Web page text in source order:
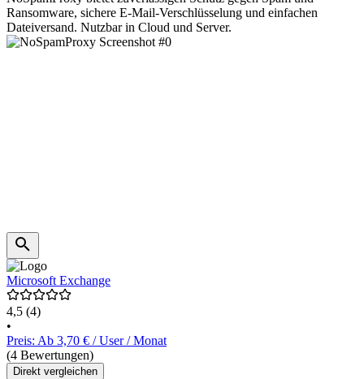
Ransomware, sichere E-Mail-Verschlüsselung und einfachen
Dateiversand. Nutzbar in Cloud und Server.
Microsoft Exchange
4,5 (4)
•
Preis: Ab 3,70 € / User / Monat
(4 Bewertungen)
Direkt vergleichen